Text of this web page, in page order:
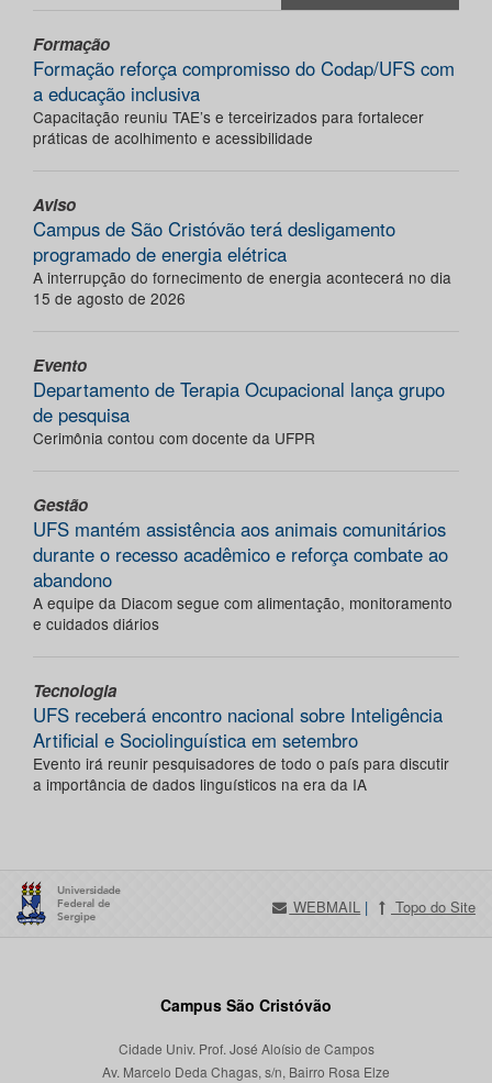
Formação
Formação reforça compromisso do Codap/UFS com
a educação inclusiva
Capacitação reuniu TAE’s e terceirizados para fortalecer
práticas de acolhimento e acessibilidade
Aviso
Campus de São Cristóvão terá desligamento
programado de energia elétrica
A interrupção do fornecimento de energia acontecerá no dia
15 de agosto de 2026
Evento
Departamento de Terapia Ocupacional lança grupo
de pesquisa
Cerimônia contou com docente da UFPR
Gestão
UFS mantém assistência aos animais comunitários
durante o recesso acadêmico e reforça combate ao
abandono
A equipe da Diacom segue com alimentação, monitoramento
e cuidados diários
Tecnologia
UFS receberá encontro nacional sobre Inteligência
Artificial e Sociolinguística em setembro
Evento irá reunir pesquisadores de todo o país para discutir
a importância de dados linguísticos na era da IA
WEBMAIL | Topo do Site
Campus São Cristóvão
Cidade Univ. Prof. José Aloísio de Campos
Av. Marcelo Deda Chagas, s/n, Bairro Rosa Elze